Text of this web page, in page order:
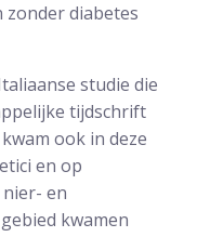
zonder diabetes
studie die
tijdschrift
ook in deze
en op
en
kwamen